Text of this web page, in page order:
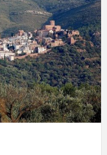
d'Emma Zafon